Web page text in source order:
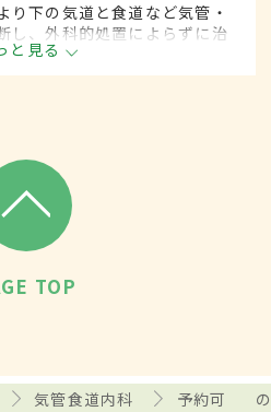
り下の気道と食道など気管・
し、外科的処置によらずに治
平成20年4月の制度改正前
いました。
と見る
TOP
気管食道内科 予約可